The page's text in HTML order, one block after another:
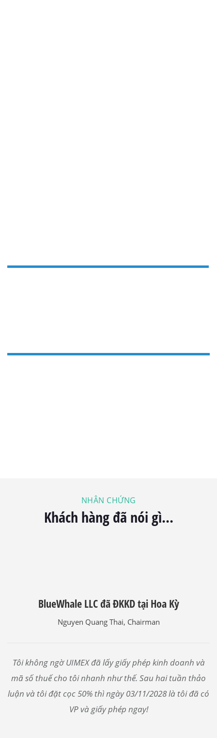
NHÂN CHỨNG
Khách hàng đã nói gì...
BlueWhale LLC đã ĐKKD tại Hoa Kỳ
Nguyen Quang Thai, Chairman
Tôi không ngờ UIMEX đã lấy giấy phép kinh doanh và
mã số thuế cho tôi nhanh như thế. Sau hai tuần thảo
luận và tôi đặt cọc 50% thì ngày 03/11/2028 là tôi đã có
VP và giấy phép ngay!